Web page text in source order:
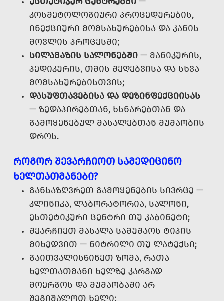
ᲙᲝᲡᲛᲔᲢᲝᲚᲝᲒᲘᲣᲠᲘ ᲞᲠᲝᲪᲔᲓᲣᲠᲔᲑᲘᲡ,
ᲘᲜᲔᲥᲪᲘᲣᲠᲘ ᲛᲝᲛᲡᲐᲮᲣᲠᲔᲑᲘᲡᲐ ᲓᲐ ᲙᲐᲜᲘᲡ
ᲛᲝᲕᲚᲘᲡ ᲞᲠᲝᲪᲔᲡᲨᲘ;
ᲡᲘᲚᲐᲛᲐᲖᲘᲡ ᲡᲐᲚᲝᲜᲔᲑᲨᲘ — ᲛᲐᲜᲘᲙᲣᲠᲘᲡ,
ᲞᲔᲓᲘᲙᲣᲠᲘᲡ, ᲗᲛᲘᲡ ᲨᲔᲦᲔᲑᲕᲘᲡᲐ ᲓᲐ ᲡᲮᲕᲐ
ᲛᲝᲛᲡᲐᲮᲣᲠᲔᲑᲘᲡᲗᲕᲘᲡ;
ᲓᲐᲡᲣᲤᲗᲐᲕᲔᲑᲘᲡᲐ ᲓᲐ ᲓᲔᲖᲘᲜᲤᲔᲥᲪᲘᲘᲡᲐᲡ
— ᲖᲔᲓᲐᲞᲘᲠᲔᲑᲗᲐᲜ, ᲮᲡᲜᲐᲠᲔᲑᲗᲐᲜ ᲓᲐ
ᲒᲐᲛᲝᲧᲔᲜᲔᲑᲣᲚ ᲛᲐᲡᲐᲚᲔᲑᲗᲐᲜ ᲛᲣᲨᲐᲝᲑᲘᲡ
ᲓᲠᲝᲡ.
ᲠᲝᲒᲝᲠ ᲨᲔᲕᲐᲠᲩᲘᲝᲗ ᲡᲐᲛᲔᲓᲘᲪᲘᲜᲝ
ᲮᲔᲚᲗᲐᲗᲛᲐᲜᲔᲑᲘ?
ᲒᲐᲜᲡᲐᲖᲦᲕᲠᲔᲗ ᲒᲐᲛᲝᲧᲔᲜᲔᲑᲘᲡ ᲡᲘᲕᲠᲪᲔ —
ᲙᲚᲘᲜᲘᲙᲐ, ᲚᲐᲑᲝᲠᲐᲢᲝᲠᲘᲐ, ᲡᲐᲚᲝᲜᲘ,
ᲔᲡᲗᲔᲢᲘᲙᲣᲠᲘ ᲪᲔᲜᲢᲠᲘ ᲗᲣ ᲙᲐᲑᲘᲜᲔᲢᲘ;
ᲨᲔᲐᲠᲩᲘᲔᲗ ᲛᲐᲡᲐᲚᲐ ᲡᲐᲛᲣᲨᲐᲝᲡ ᲢᲘᲞᲘᲡ
ᲛᲘᲮᲔᲓᲕᲘᲗ — ᲜᲘᲢᲠᲘᲚᲘ ᲗᲣ ᲚᲐᲢᲔᲥᲡᲘ;
ᲒᲐᲘᲗᲕᲐᲚᲘᲡᲬᲘᲜᲔᲗ ᲖᲝᲛᲐ, ᲠᲐᲗᲐ
ᲮᲔᲚᲗᲐᲗᲛᲐᲜᲘ ᲮᲔᲚᲖᲔ ᲙᲐᲠᲒᲐᲓ
ᲛᲝᲔᲠᲒᲝᲡ ᲓᲐ ᲛᲣᲨᲐᲝᲑᲐᲨᲘ ᲐᲠ
ᲨᲔᲒᲘᲨᲐᲚᲝᲗ ᲮᲔᲚᲘ;